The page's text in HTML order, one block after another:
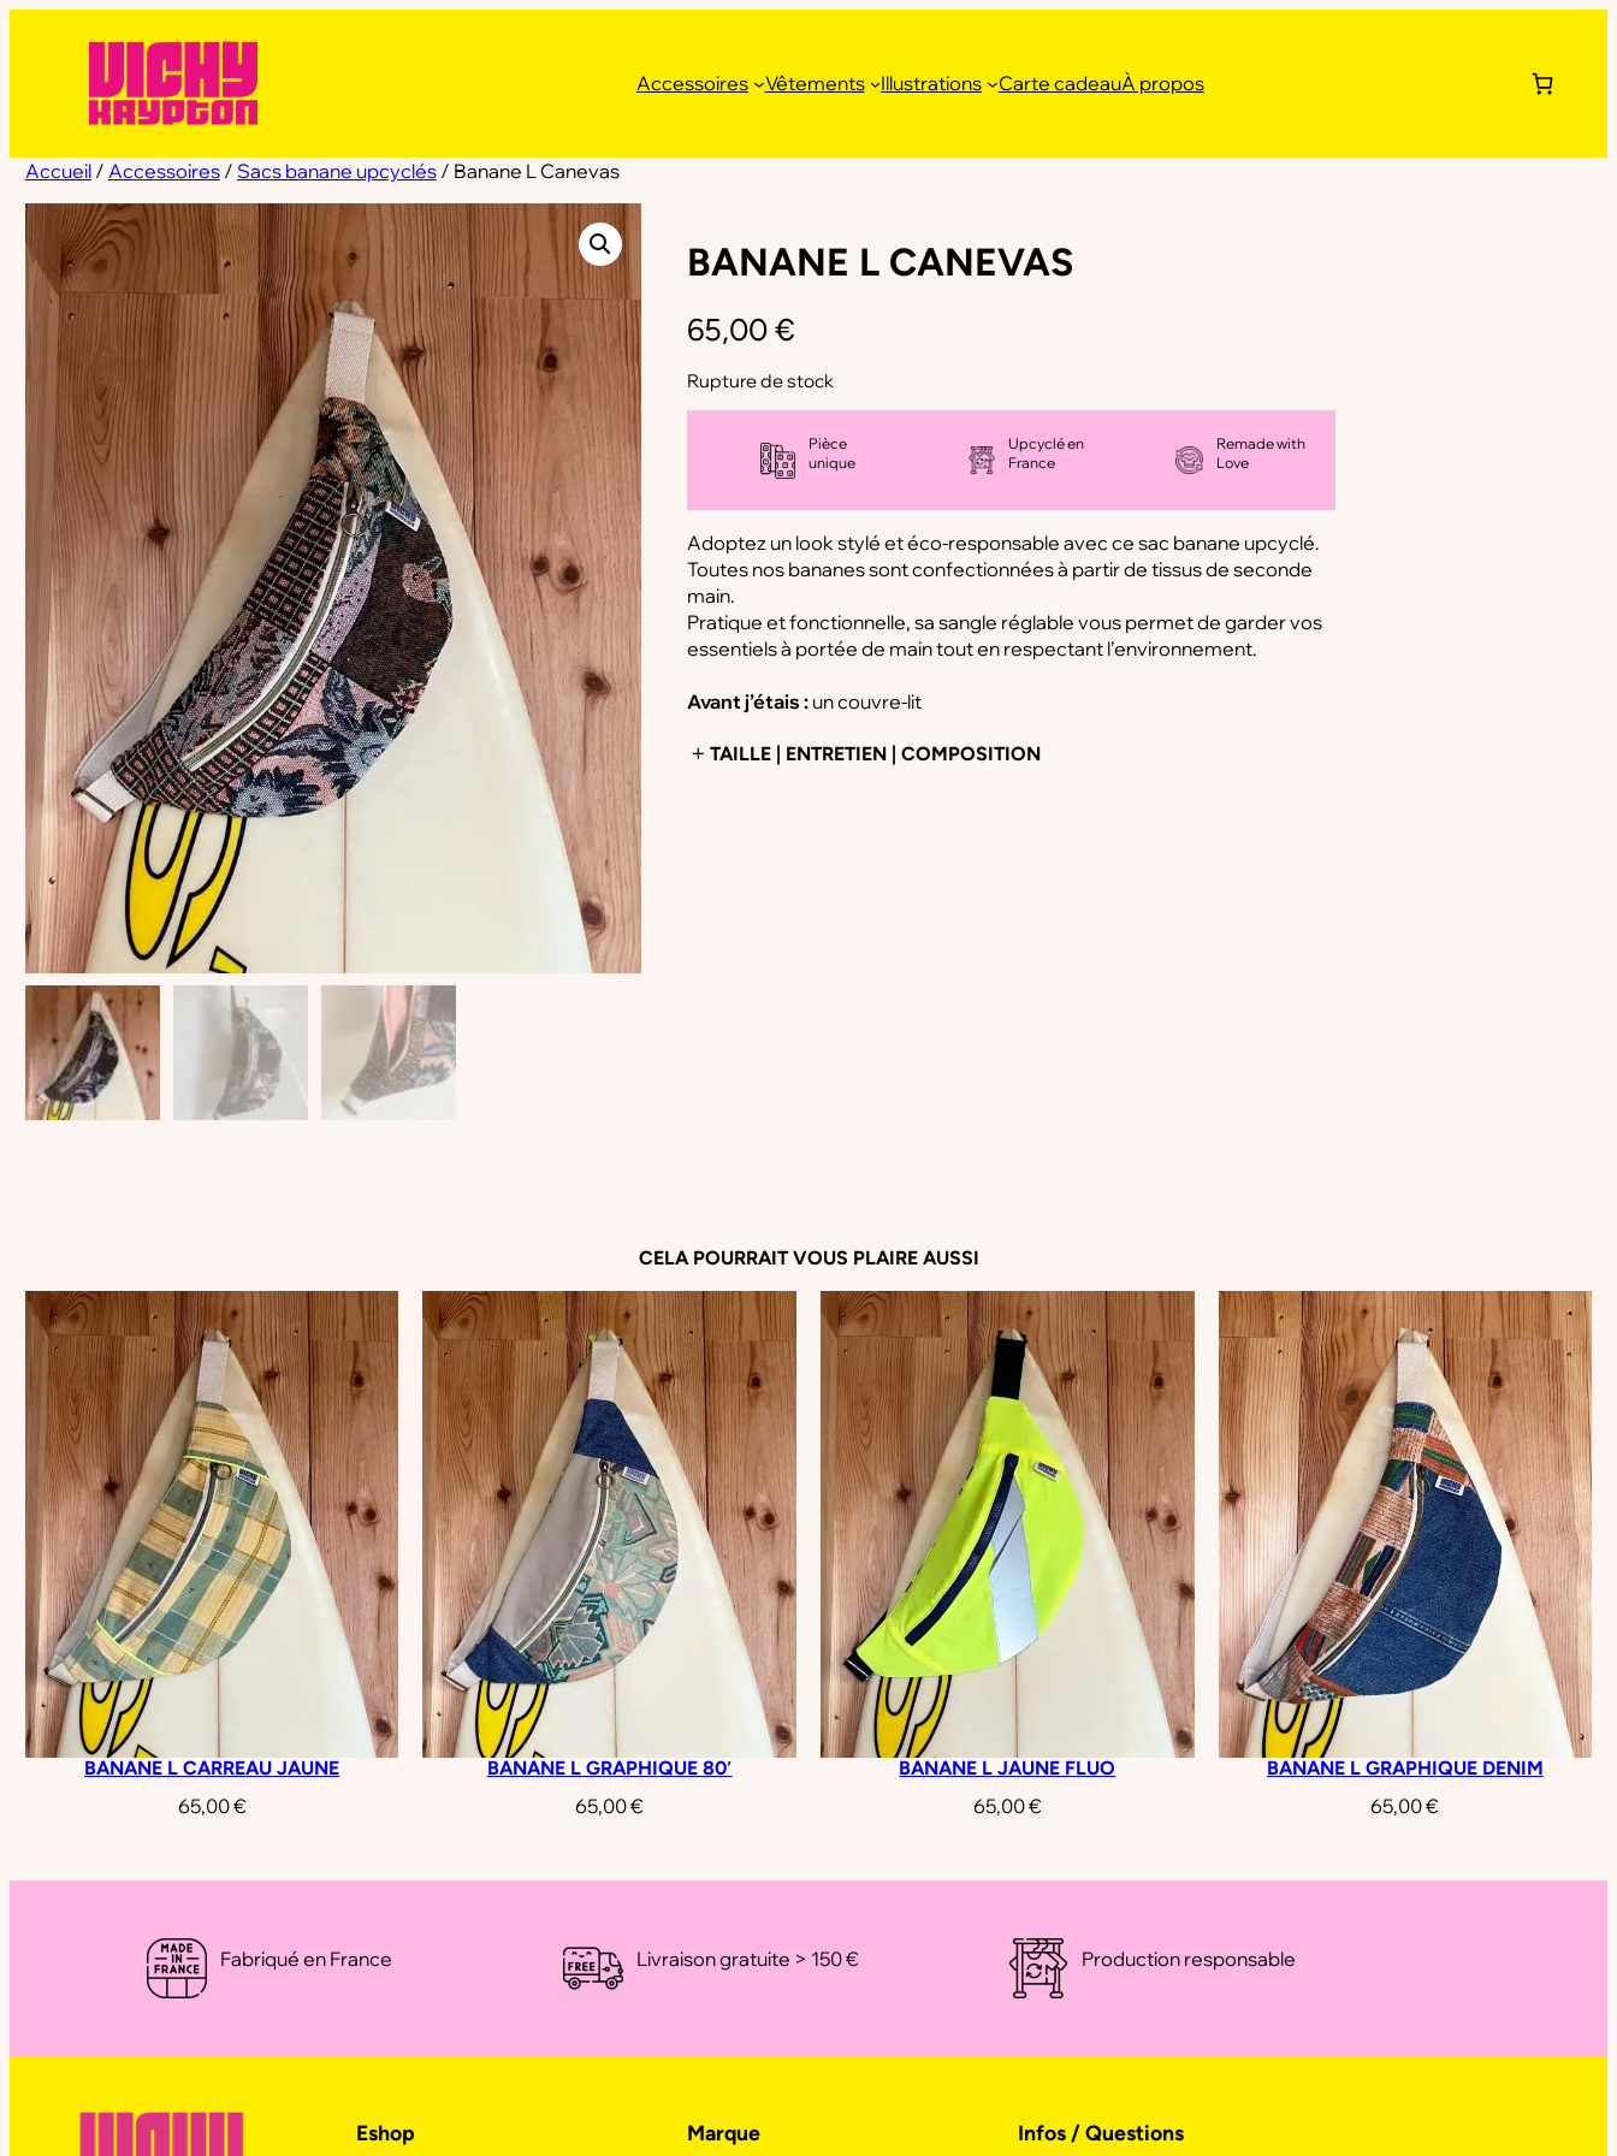
Accessoires Vêtements Illustrations Carte cadeauÀ propos
Accueil/ Accessoires/ Sacs banane upcyclés/ Banane L Canevas
BANANE L CANEVAS
65,00 €
Rupture de stock
Pièce
unique
Upcyclé en
France
Remade with
Love
Adoptez un look stylé et éco-responsable avec ce sac banane upcyclé.
Toutes nos bananes sont confectionnées à partir de tissus de seconde
main.
Pratique et fonctionnelle, sa sangle réglable vous permet de garder vos
essentiels à portée de main tout en respectant l’environnement.
Avant j’étais : un couvre-lit
TAILLE | ENTRETIEN | COMPOSITION
CELA POURRAIT VOUS PLAIRE AUSSI
BANANE L CARREAU JAUNE
65,00€
BANANE L GRAPHIQUE 80′
65,00€
BANANE L JAUNE FLUO
65,00€
BANANE L GRAPHIQUE DENIM
65,00€
Fabriqué en France Livraison gratuite > 150 € Production responsable
Eshop Marque Infos / Questions